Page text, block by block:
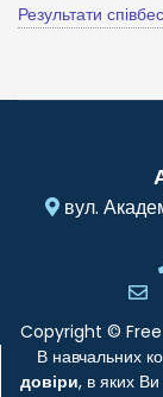
Результати
вул.
Copyright ©
В навчальних
довіри, в яких